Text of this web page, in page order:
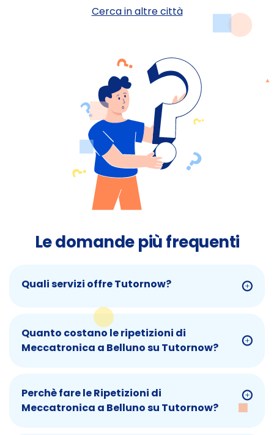
Cerca in altre città
Le domande più frequenti
Quali servizi offre Tutornow?
Quanto costano le ripetizioni di
Meccatronica a Belluno su Tutornow?
Perchè fare le Ripetizioni di
Meccatronica a Belluno su Tutornow?